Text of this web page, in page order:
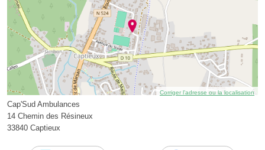
Corriger l’adresse ou la localisation
Cap'Sud Ambulances
14 Chemin des Résineux
33840 Captieux